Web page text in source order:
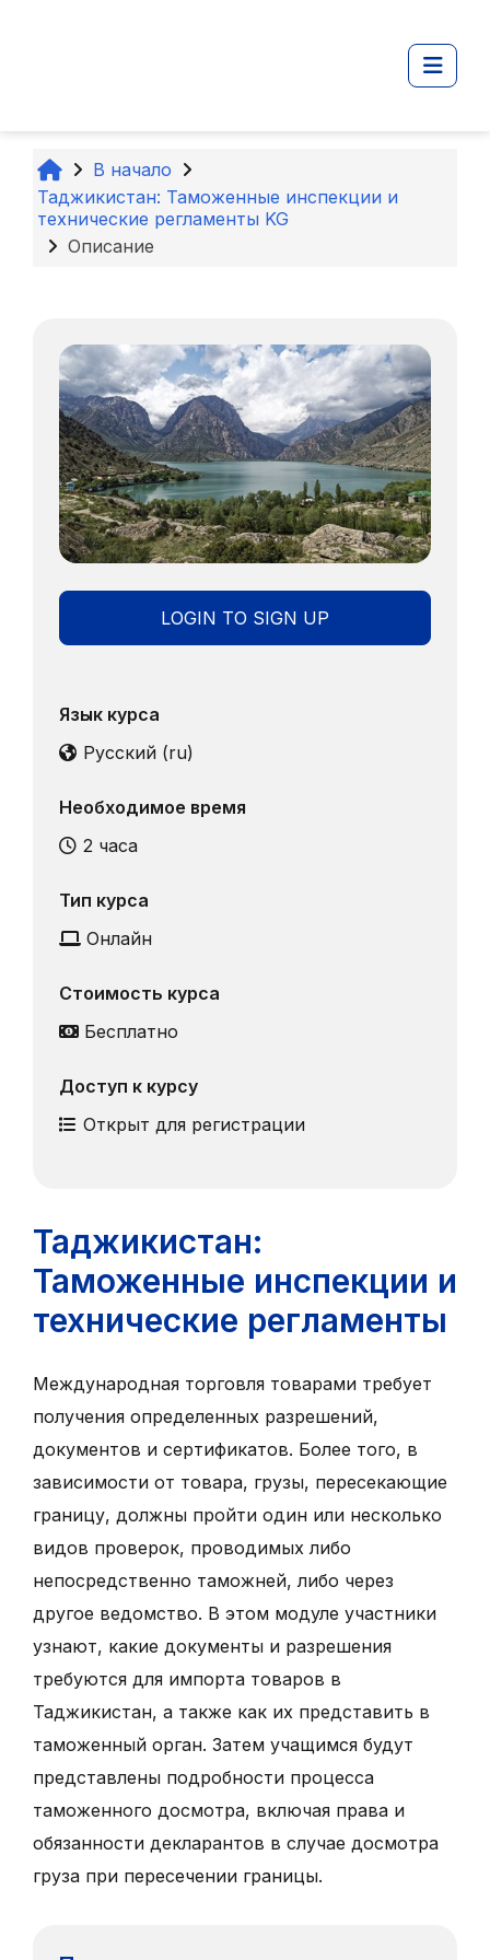
В начало
Таджикистан: Таможенные инспекции и
технические регламенты KG
Описание
LOGIN TO SIGN UP
Язык курса
Русский ‎(ru)‎
Необходимое время
2 часа
Тип курса
Онлайн
Стоимость курса
Бесплатно
Доступ к курсу
Открыт для регистрации
Таджикистан:
Таможенные инспекции и
технические регламенты
Международная торговля товарами требует
получения определенных разрешений,
документов и сертификатов. Более того, в
зависимости от товара, грузы, пересекающие
границу, должны пройти один или несколько
видов проверок, проводимых либо
непосредственно таможней, либо через
другое ведомство. В этом модуле участники
узнают, какие документы и разрешения
требуются для импорта товаров в
Таджикистан, а также как их представить в
таможенный орган. Затем учащимся будут
представлены подробности процесса
таможенного досмотра, включая права и
обязанности декларантов в случае досмотра
груза при пересечении границы.